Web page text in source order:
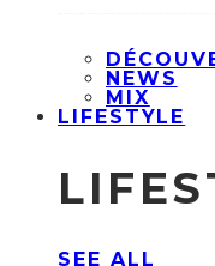
NEWS
MIX
LIFESTYLE
SEE ALL